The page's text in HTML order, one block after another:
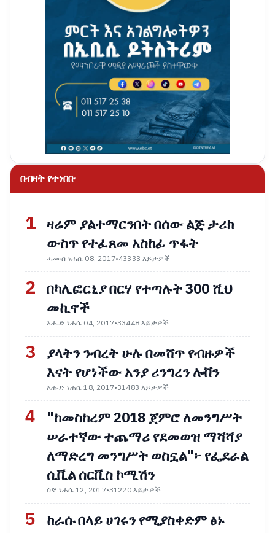
በብዛት የተነበቡ
1 ዛሬም ያልተማርንበት በሰው ልጅ ታሪክ
ውስጥ የተፈጸመ አስከፊ ጥፋት
ሓሙስ ነሐሴ 08, 2017•43333 እይታዎች
2 በካሊፎርኒያ በርሃ የተጣሉት 300 ሺህ
መኪኖች
እሑድ ነሐሴ 04, 2017•33448 እይታዎች
3
ያላትን ንብረት ሁሉ በመሸጥ የብዙዎች
እናት የሆነችው አንያ ሪንግረን ሎቨን
እሑድ ነሐሴ 18, 2017•31483 እይታዎች
4
"ከመስከረም 2018 ጀምሮ ለመንግሥት
ሠራተኛው ተጨማሪ የደመወዝ ማሻሻያ
ለማድረግ መንግሥት ወስኗል"፦ የፌደራል
ሲቪል ሰርቪስ ኮሚሽን
ሰኞ ነሐሴ 12, 2017•31220 እይታዎች
5
ከራሱ በላይ ሀገሩን የሚያስቀድም ፅኑ